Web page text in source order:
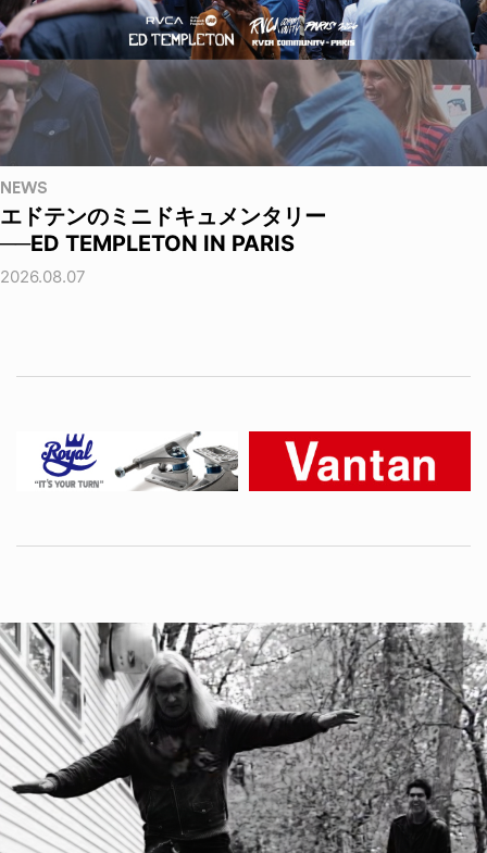
NEWS
エドテンのミニドキュメンタリー
──ED TEMPLETON IN PARIS
2026.08.07